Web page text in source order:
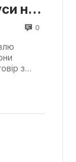
на
0
з